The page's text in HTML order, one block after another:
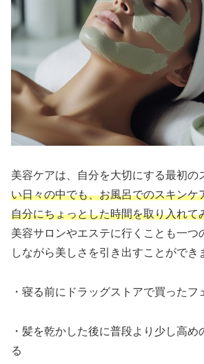
美容ケアは、自分を大切にする最初の
い日々の中でも、お風呂でのスキンケ
自分にちょっとした時間を取り入れて
美容サロンやエステに行くことも一つ
しながら美しさを引き出すことができ
・寝る前にドラッグストアで買ったフ
・髪を乾かした後に普段より少し高め
る